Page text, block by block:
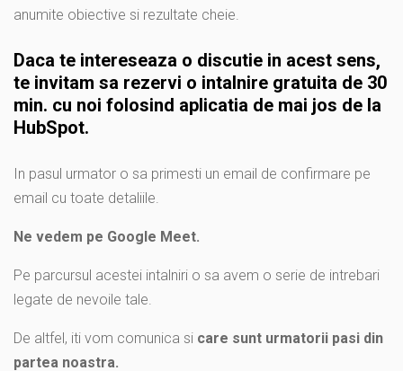
anumite obiective si rezultate cheie.
Daca te intereseaza o discutie in acest sens,
te invitam sa rezervi o intalnire gratuita de 30
min. cu noi folosind aplicatia de mai jos de la
HubSpot.
In pasul urmator o sa primesti un email de confirmare pe
email cu toate detaliile.
Ne vedem pe Google Meet.
Pe parcursul acestei intalniri o sa avem o serie de intrebari
legate de nevoile tale.
De altfel, iti vom comunica si care sunt urmatorii pasi din
partea noastra.